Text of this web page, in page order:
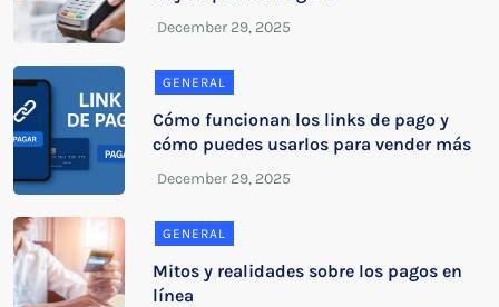
GENERAL
Cómo funcionan los links de pago y
cómo puedes usarlos para vender más
GENERAL
Mitos y realidades sobre los pagos en
línea